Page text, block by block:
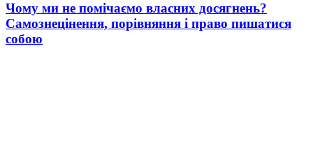
Чому ми не помічаємо власних досягнень?
Самознецінення, порівняння і право пишатися
собою